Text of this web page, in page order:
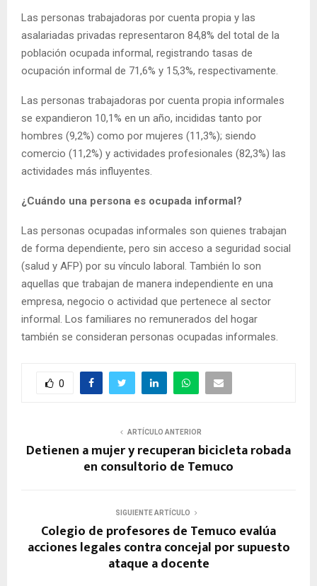
Las personas trabajadoras por cuenta propia y las
asalariadas privadas representaron 84,8% del total de la
población ocupada informal, registrando tasas de
ocupación informal de 71,6% y 15,3%, respectivamente.
Las personas trabajadoras por cuenta propia informales
se expandieron 10,1% en un año, incididas tanto por
hombres (9,2%) como por mujeres (11,3%); siendo
comercio (11,2%) y actividades profesionales (82,3%) las
actividades más influyentes.
¿Cuándo una persona es ocupada informal?
Las personas ocupadas informales son quienes trabajan
de forma dependiente, pero sin acceso a seguridad social
(salud y AFP) por su vínculo laboral. También lo son
aquellas que trabajan de manera independiente en una
empresa, negocio o actividad que pertenece al sector
informal. Los familiares no remunerados del hogar
también se consideran personas ocupadas informales.
0
ARTÍCULO ANTERIOR
Detienen a mujer y recuperan bicicleta robada
en consultorio de Temuco
SIGUIENTE ARTÍCULO
Colegio de profesores de Temuco evalúa
acciones legales contra concejal por supuesto
ataque a docente